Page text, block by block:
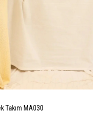
Takım MA030